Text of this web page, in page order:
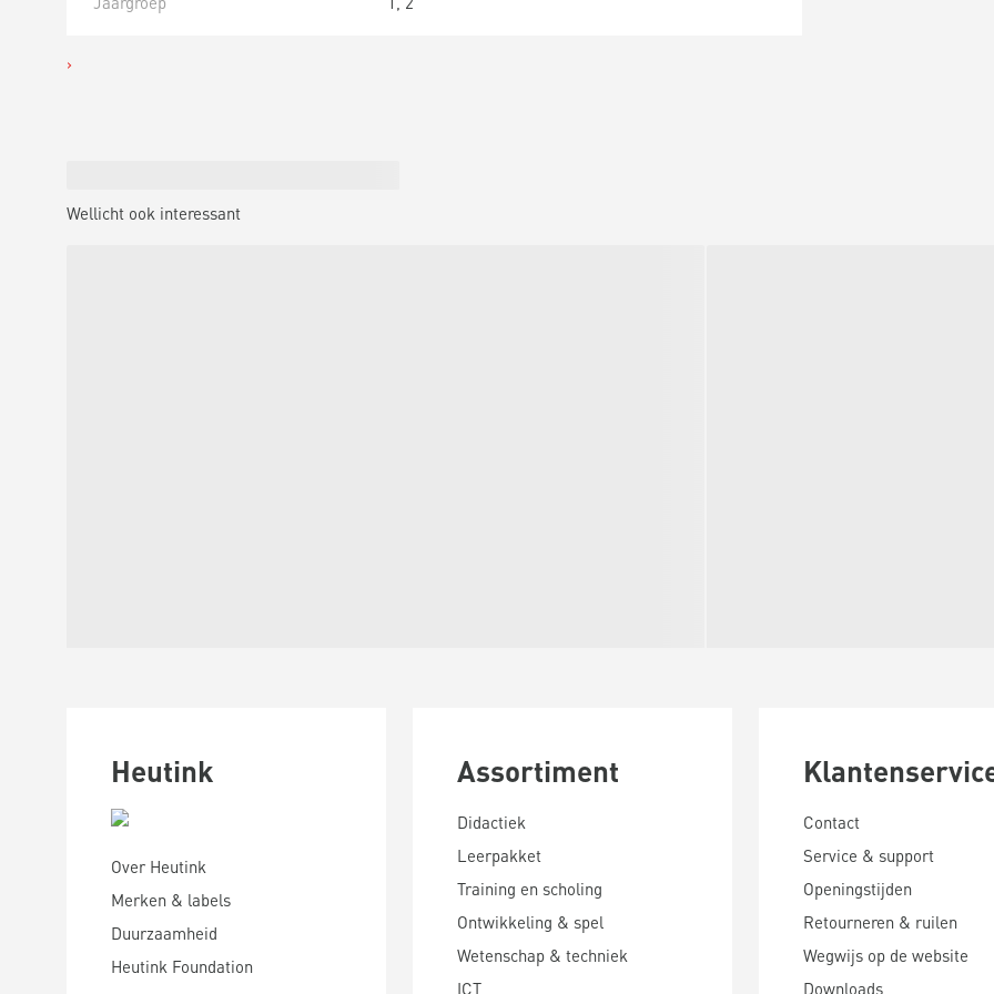
Wellicht ook interessant
Heutink
Over Heutink
Merken & labels
Duurzaamheid
Heutink Foundation
Assortiment
Didactiek
Leerpakket
Training en scholing
Ontwikkeling & spel
Wetenschap & techniek
ICT
Contact
Service & support
Openingstijden
Retourneren & ruilen
Wegwijs op de website
Downloads